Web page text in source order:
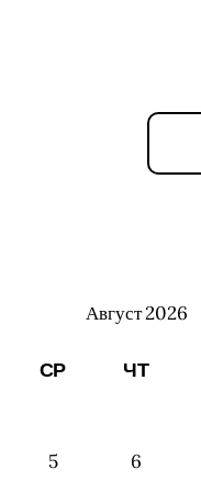
Август 2026
СР ЧТ
5 6